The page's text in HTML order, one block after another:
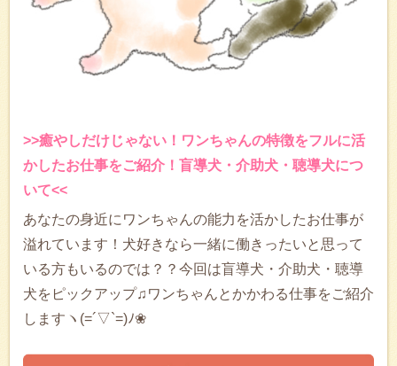
>>癒やしだけじゃない！ワンちゃんの特徴をフルに活
かしたお仕事をご紹介！盲導犬・介助犬・聴導犬につ
いて<<
あなたの身近にワンちゃんの能力を活かしたお仕事が
溢れています！犬好きなら一緒に働きったいと思って
いる方もいるのでは？？今回は盲導犬・介助犬・聴導
犬をピックアップ♫ワンちゃんとかかわる仕事をご紹介
しますヽ(=´▽`=)ﾉ❀